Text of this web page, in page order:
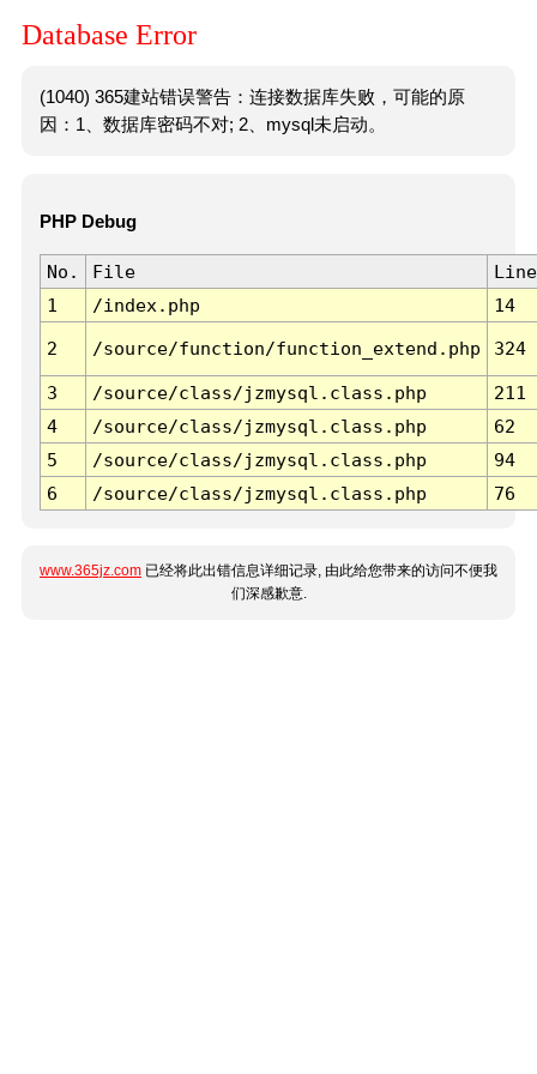
Database Error
(1040) 365建站错误警告：连接数据库失败，可能的原
因：1、数据库密码不对; 2、mysql未启动。
PHP Debug
No. File
Line
1
/index.php 14
2 /source/function/function_extend.php 324
3 /source/class/jzmysql.class.php
211
4
/source/class/jzmysql.class.php
62
5
/source/class/jzmysql.class.php
94
6
/source/class/jzmysql.class.php 76
www.365jz.com 已经将此出错信息详细记录, 由此给您带来的访问不便我
们深感歉意.